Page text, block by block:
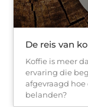
De reis van
Koffie is meer
ervaring die
afgevraagd
belanden?